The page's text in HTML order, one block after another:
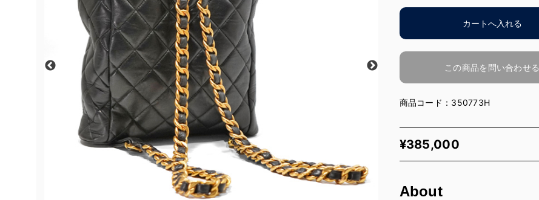
この商品を問い合わせる
商品コード：350773H
¥385,000
About